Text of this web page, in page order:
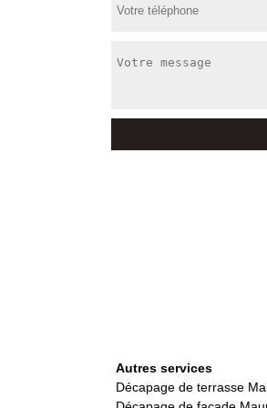
Autres services
Décapage de terrasse